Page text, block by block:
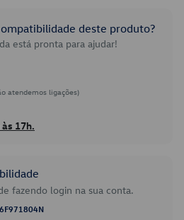
deste produto?
está pronta para ajudar!
atendemos ligações)
17h.
fazendo login na sua conta.